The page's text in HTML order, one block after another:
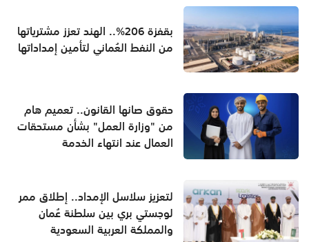
بقفزة 206%.. الهند تعزز مشترياتها
من النفط العُماني لتأمين إمداداتها
حقوق صانها القانون.. تعميم هام
من "وزارة العمل" بشأن مستحقات
العمال عند انتهاء الخدمة
لتعزيز سلاسل الإمداد.. إطلاق ممر
لوجستي بري بين سلطنة عُمان
والمملكة العربية السعودية